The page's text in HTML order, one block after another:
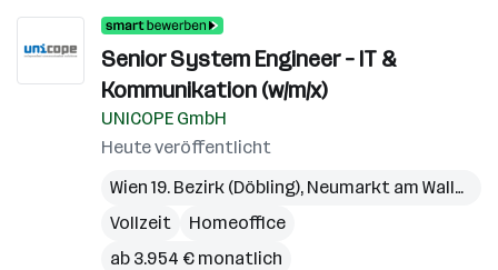
Senior System Engineer – IT &
Kommunikation (w/m/x)
UNICOPE GmbH
Heute veröffentlicht
Wien 19. Bezirk (Döbling), Neumarkt am Wallersee
Vollzeit
Homeoffice
ab 3.954 € monatlich